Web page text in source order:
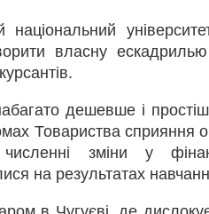
національний
власну ескадрилью
дешевше і
Товариства сприяння
численні зміни у
на результатах